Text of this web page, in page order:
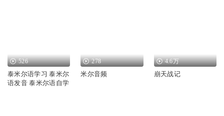
526
泰米尔语学习 泰米尔
语发音 泰米尔语自学
278
米尔音频
4.6万
崩天战记